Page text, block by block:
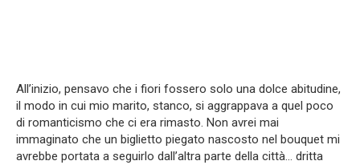
All’inizio, pensavo che i fiori fossero solo una dolce abitudine,
il modo in cui mio marito, stanco, si aggrappava a quel poco
di romanticismo che ci era rimasto. Non avrei mai
immaginato che un biglietto piegato nascosto nel bouquet mi
avrebbe portata a seguirlo dall’altra parte della città… dritta